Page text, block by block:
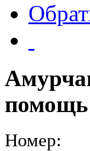
помощь
Номер: